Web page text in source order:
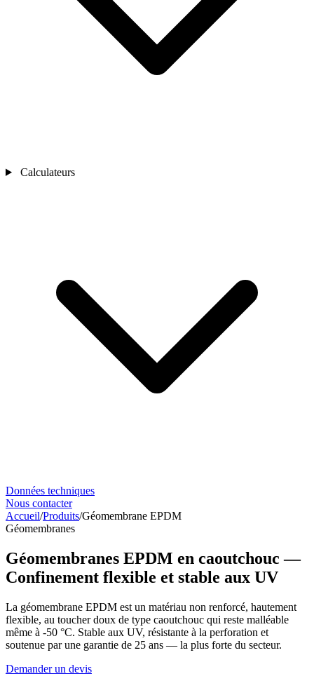
Calculateurs
Données techniques
Nous contacter
Accueil/Produits/Géomembrane EPDM
Géomembranes
Géomembranes EPDM en caoutchouc —
Confinement flexible et stable aux UV
La géomembrane EPDM est un matériau non renforcé, hautement
flexible, au toucher doux de type caoutchouc qui reste malléable
même à -50 °C. Stable aux UV, résistante à la perforation et
soutenue par une garantie de 25 ans — la plus forte du secteur.
Demander un devis